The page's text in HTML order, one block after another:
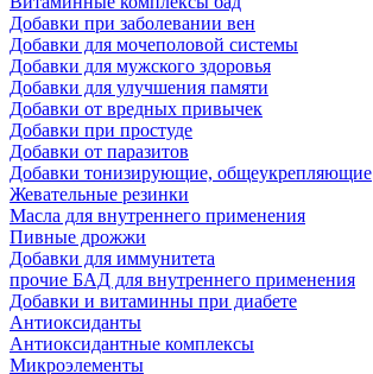
Добавки при заболевании вен
Добавки для мочеполовой системы
Добавки для мужского здоровья
Добавки для улучшения памяти
Добавки от вредных привычек
Добавки при простуде
Добавки от паразитов
Добавки тонизирующие, общеукрепляющие
Жевательные резинки
Масла для внутреннего применения
Пивные дрожжи
Добавки для иммунитета
прочие БАД для внутреннего применения
Добавки и витаминны при диабете
Антиоксиданты
Антиоксидантные комплексы
Микроэлементы